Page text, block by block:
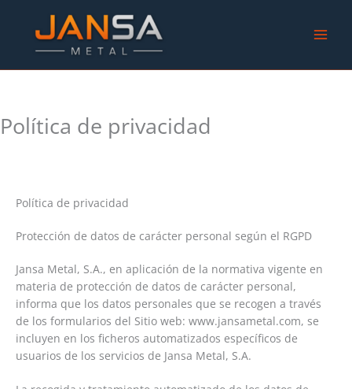
contenido
Política de privacidad
Política de privacidad
Protección de datos de carácter personal según el RGPD
Jansa Metal, S.A., en aplicación de la normativa vigente en
materia de protección de datos de carácter personal,
informa que los datos personales que se recogen a través
de los formularios del Sitio web: www.jansametal.com, se
incluyen en los ficheros automatizados específicos de
usuarios de los servicios de Jansa Metal, S.A.